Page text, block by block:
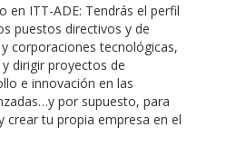
en ITT-ADE: Tendrás el perfil
puestos directivos y de
corporaciones tecnológicas,
dirigir proyectos de
e innovación en las
por supuesto, para
crear tu propia empresa en el